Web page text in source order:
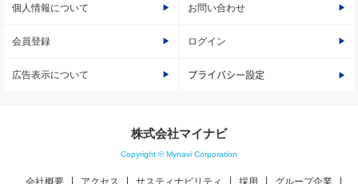
個人情報について お問い合わせ
会員登録 ログイン
広告表示について プライバシー設定
株式会社マイナビ
Copyright © Mynavi Corporation
会社概要 アクセス サスティナビリティ 採用 グループ企業